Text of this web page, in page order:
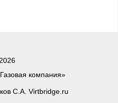
компания»
С.А. Virtbridge.ru